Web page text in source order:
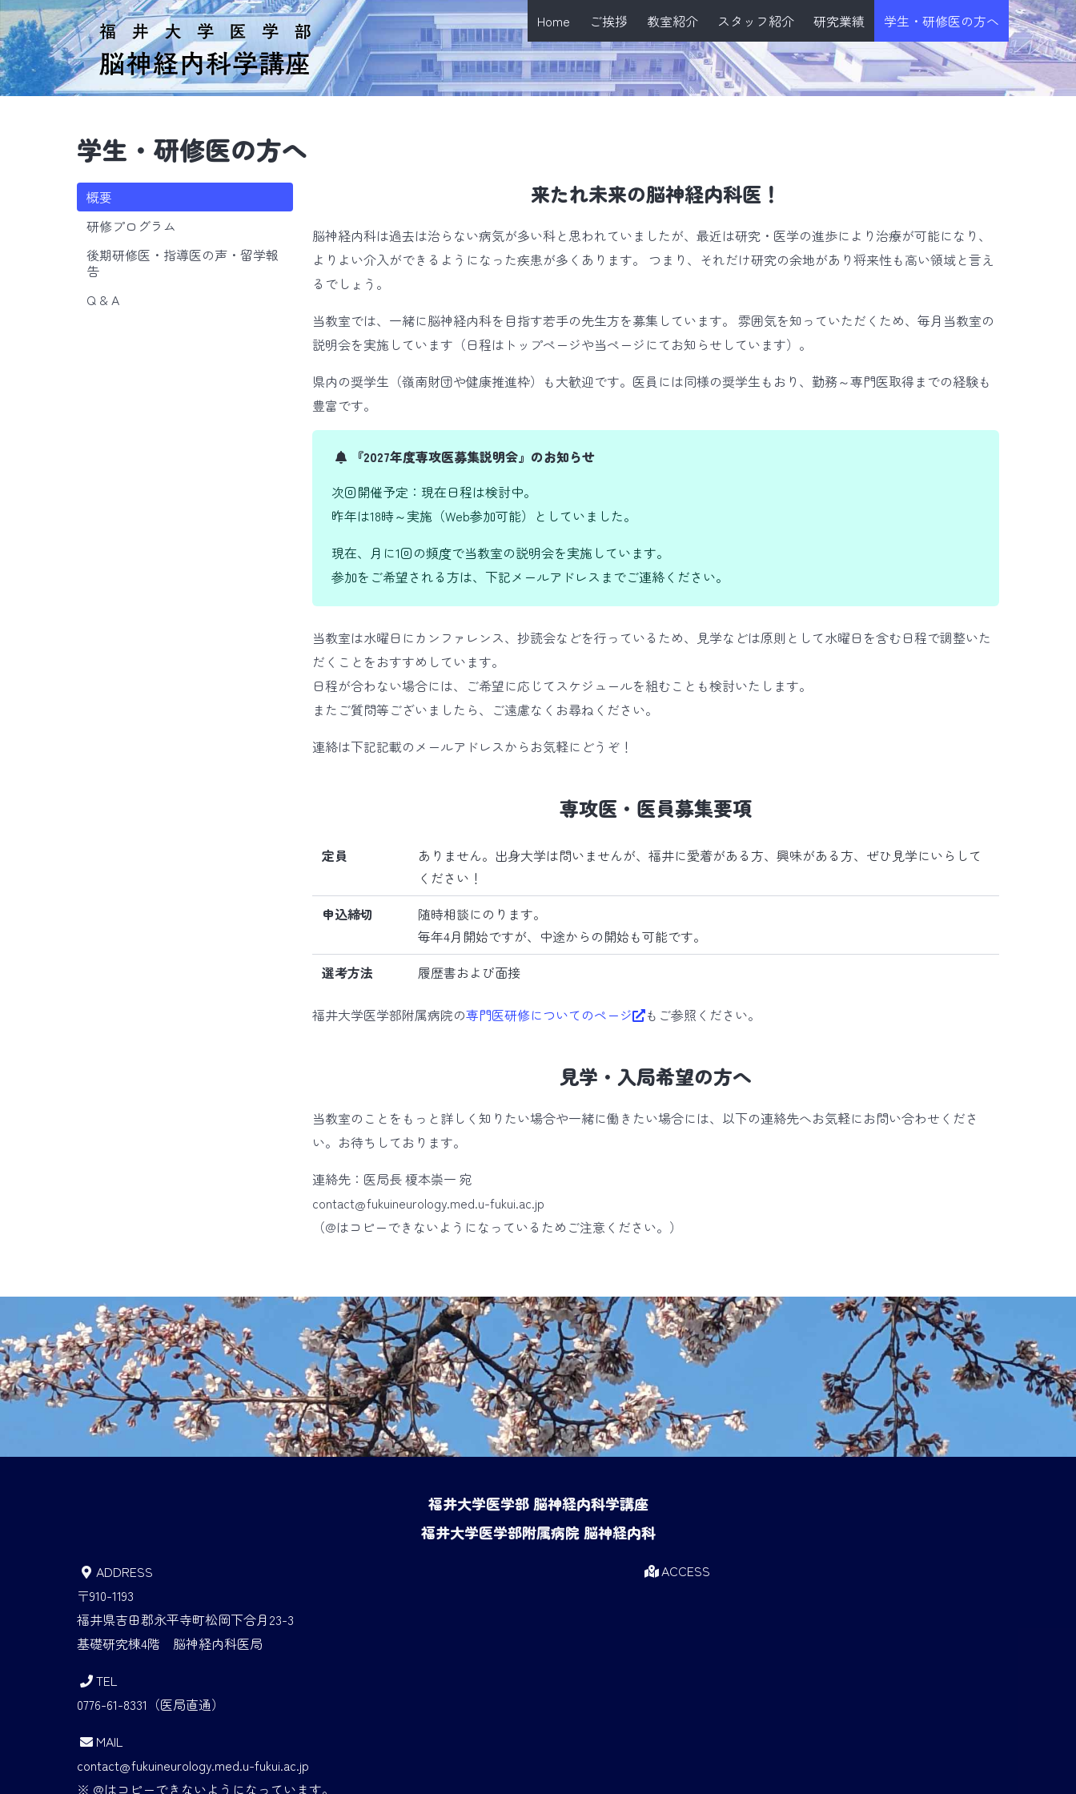
Home ご挨拶 教室紹介 スタッフ紹介 研究業績 学生・研修医の方へ
学生・研修医の方へ
概要
研修プログラム
後期研修医・指導医の声・留学報
告
Q & A
来たれ未来の脳神経内科医！
脳神経内科は過去は治らない病気が多い科と思われていましたが、最近は研究・医学の進歩により治療が可能になり、
よりよい介入ができるようになった疾患が多くあります。 つまり、それだけ研究の余地があり将来性も高い領域と言え
るでしょう。
当教室では、一緒に脳神経内科を目指す若手の先生方を募集しています。 雰囲気を知っていただくため、毎月当教室の
説明会を実施しています（日程はトップページや当ページにてお知らせしています）。
県内の奨学生（嶺南財団や健康推進枠）も大歓迎です。医員には同様の奨学生もおり、勤務～専門医取得までの経験も
豊富です。
『2027年度専攻医募集説明会』のお知らせ
次回開催予定：現在日程は検討中。
昨年は18時～実施（Web参加可能）としていました。
現在、月に1回の頻度で当教室の説明会を実施しています。
参加をご希望される方は、下記メールアドレスまでご連絡ください。
当教室は水曜日にカンファレンス、抄読会などを行っているため、見学などは原則として水曜日を含む日程で調整いた
だくことをおすすめしています。
日程が合わない場合には、ご希望に応じてスケジュールを組むことも検討いたします。
またご質問等ございましたら、ご遠慮なくお尋ねください。
連絡は下記記載のメールアドレスからお気軽にどうぞ！
専攻医・医員募集要項
定員
ありません。出身大学は問いませんが、福井に愛着がある方、興味がある方、ぜひ見学にいらして
ください！
申込締切
随時相談にのります。
毎年4月開始ですが、中途からの開始も可能です。
選考方法
履歴書および面接
福井大学医学部附属病院の専門医研修についてのページ もご参照ください。
見学・入局希望の方へ
当教室のことをもっと詳しく知りたい場合や一緒に働きたい場合には、以下の連絡先へお気軽にお問い合わせくださ
い。お待ちしております。
連絡先：医局長 榎本崇一 宛
contact
fukuineurology.med.u-fukui.ac.jp
（@はコピーできないようになっているためご注意ください。）
福井大学医学部 脳神経内科学講座
福井大学医学部附属病院 脳神経内科
ADDRESS
〒910-1193
福井県吉田郡永平寺町松岡下合月23-3
基礎研究棟4階 脳神経内科医局
TEL
0776-61-8331（医局直通）
MAIL
contact
fukuineurology.med.u-fukui.ac.jp
※ @はコピーできないようになっています。
ACCESS